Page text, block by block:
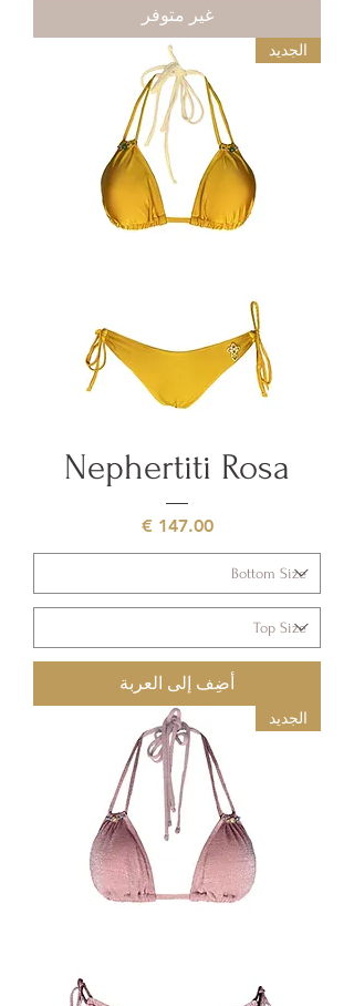
غير متوفر
الجديد
Nephertiti Rosa
السعر‏147.00 €
أضِف إلى العربة
الجديد